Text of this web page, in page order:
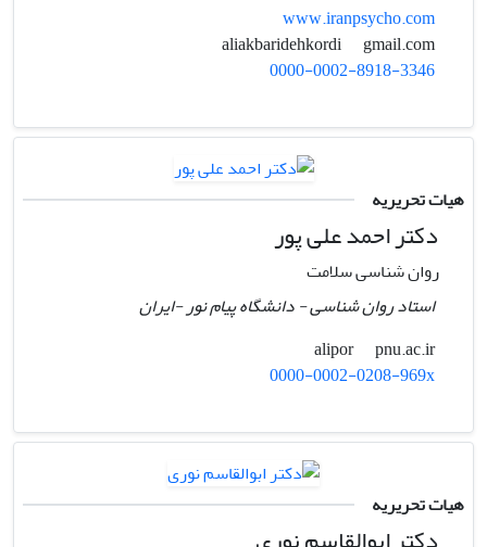
www.iranpsycho.com
gmail.com
0000-0002-8918-3346
هیات تحریریه
دکتر احمد علی پور
روان شناسی سلامت
استاد روان شناسی - دانشگاه پیام نور -ایران
alipor
pnu.ac.ir
0000-0002-0208-969x
هیات تحریریه